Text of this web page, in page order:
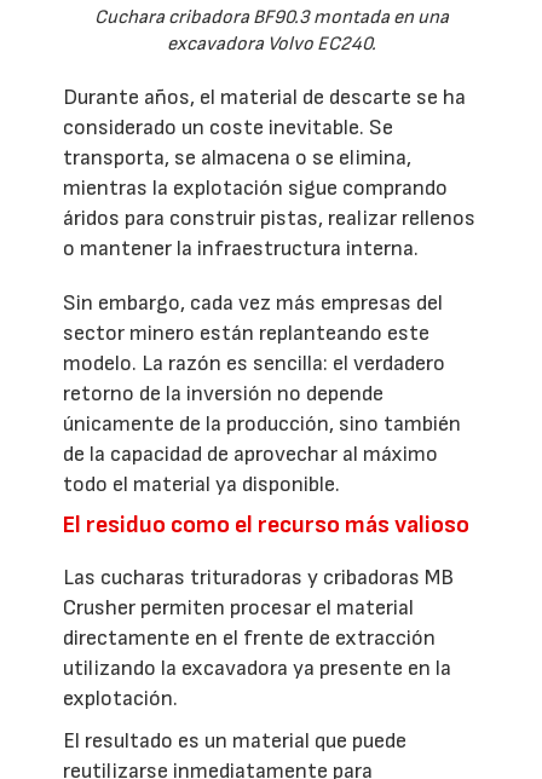
Cuchara cribadora BF90.3 montada en una
excavadora Volvo EC240.
Durante años, el material de descarte se ha
considerado un coste inevitable. Se
transporta, se almacena o se elimina,
mientras la explotación sigue comprando
áridos para construir pistas, realizar rellenos
o mantener la infraestructura interna.
Sin embargo, cada vez más empresas del
sector minero están replanteando este
modelo. La razón es sencilla: el verdadero
retorno de la inversión no depende
únicamente de la producción, sino también
de la capacidad de aprovechar al máximo
todo el material ya disponible.
El residuo como el recurso más valioso
Las cucharas trituradoras y cribadoras MB
Crusher permiten procesar el material
directamente en el frente de extracción
utilizando la excavadora ya presente en la
explotación.
El resultado es un material que puede
reutilizarse inmediatamente para